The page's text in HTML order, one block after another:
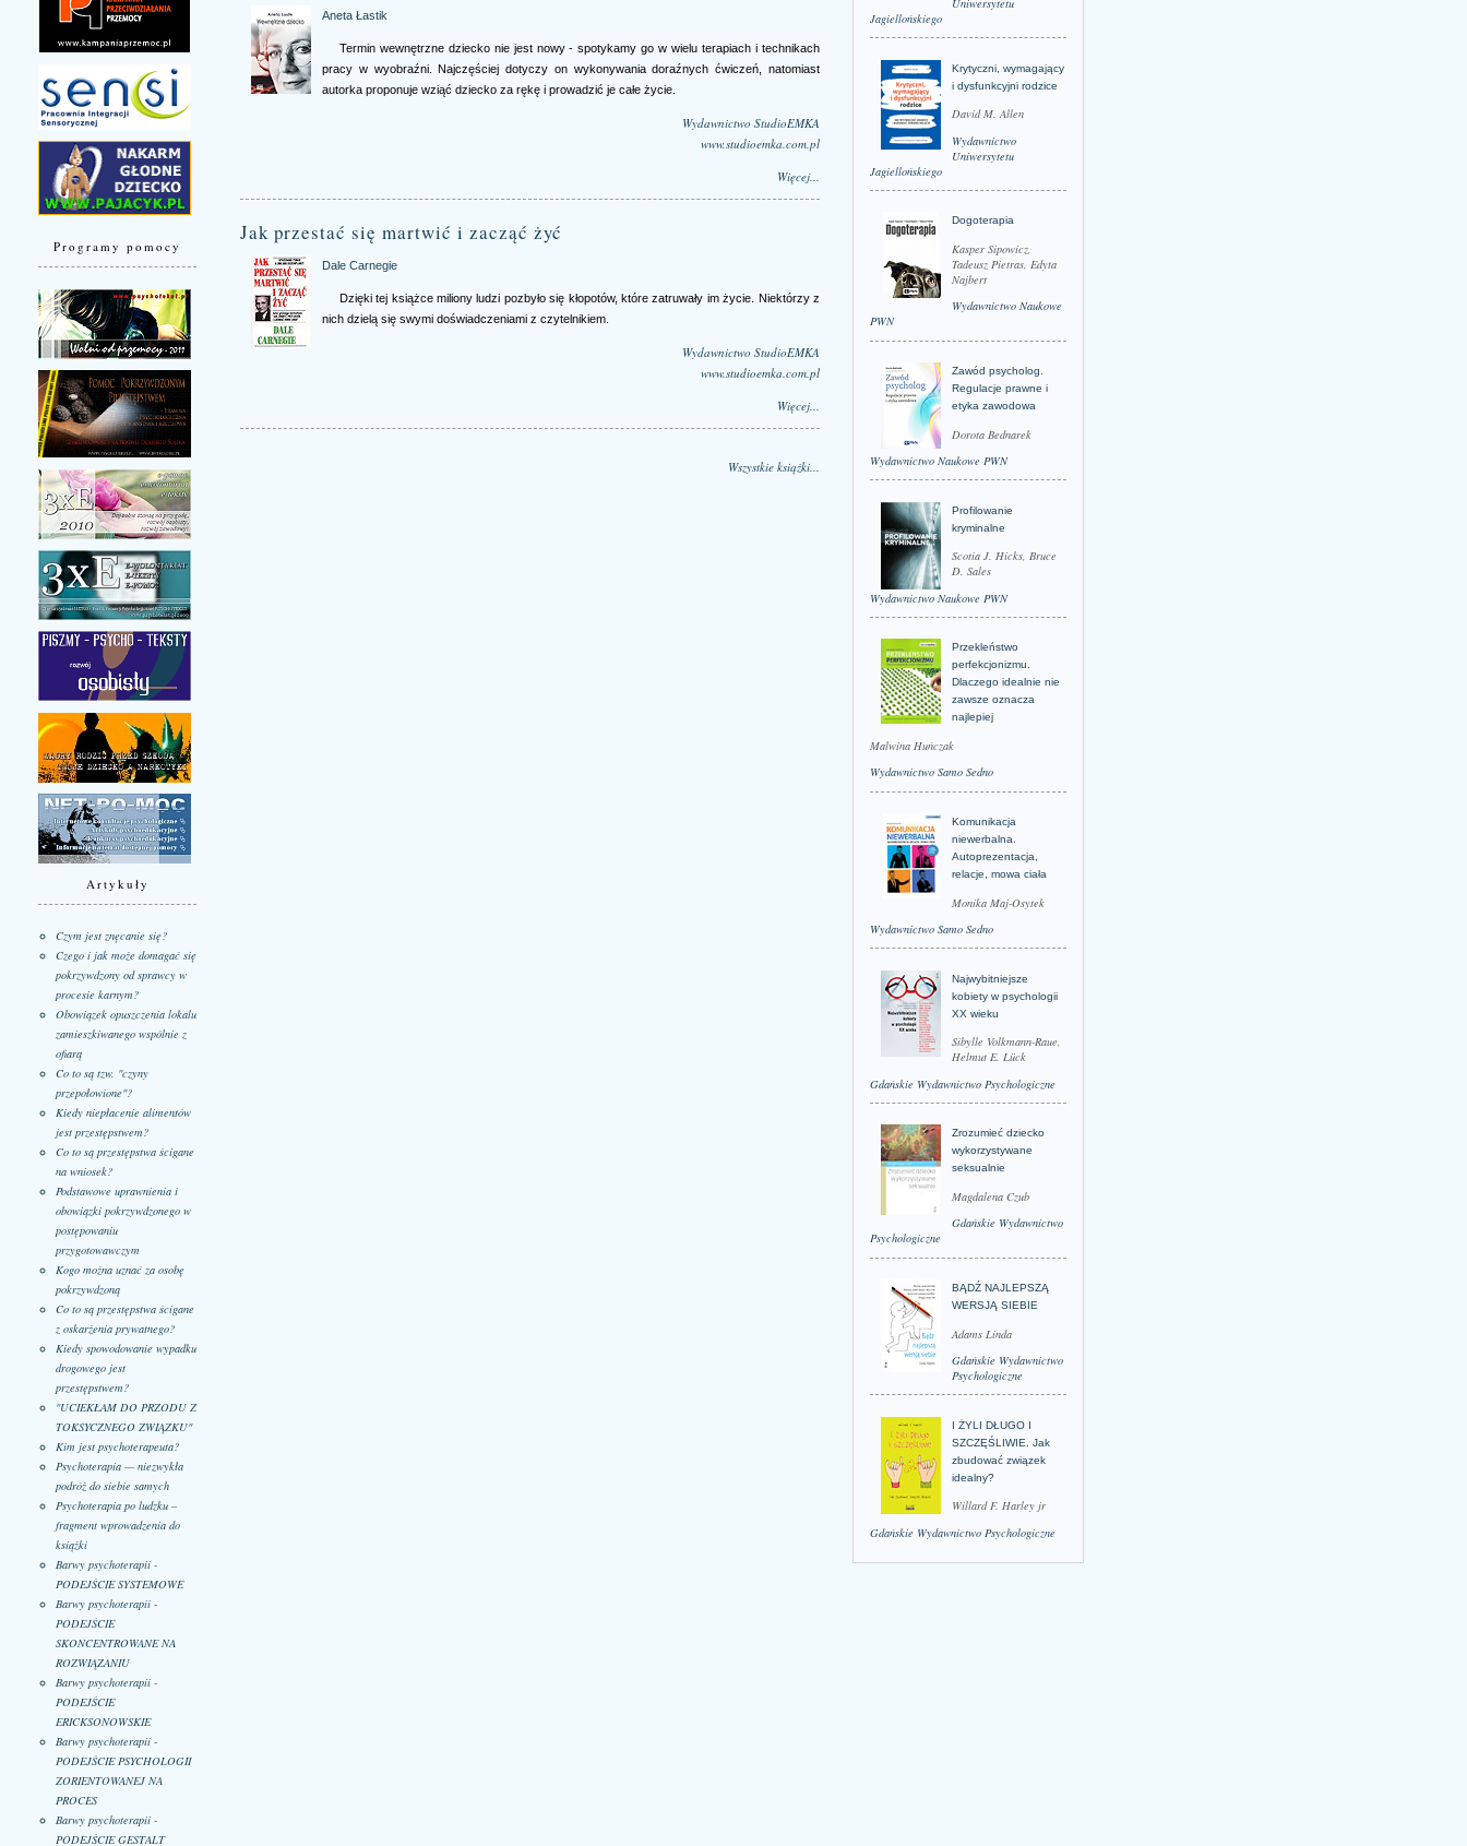
Programy pomocy
Artykuły
Czym jest znęcanie się?
Czego i jak może domagać się
pokrzywdzony od sprawcy w
procesie karnym?
Obowiązek opuszczenia lokalu
zamieszkiwanego wspólnie z
ofiarą
Co to są tzw. "czyny
przepołowione"?
Kiedy niepłacenie alimentów
jest przestępstwem?
Co to są przestępstwa ścigane
na wniosek?
Podstawowe uprawnienia i
obowiązki pokrzywdzonego w
postępowaniu
przygotowawczym
Kogo można uznać za osobę
pokrzywdzoną
Co to są przestępstwa ścigane
z oskarżenia prywatnego?
Kiedy spowodowanie wypadku
drogowego jest
przestępstwem?
"UCIEKŁAM DO PRZODU Z
TOKSYCZNEGO ZWIĄZKU"
Kim jest psychoterapeuta?
Psychoterapia — niezwykła
podróż do siebie samych
Psychoterapia po ludzku –
fragment wprowadzenia do
książki
Barwy psychoterapii -
PODEJŚCIE SYSTEMOWE
Barwy psychoterapii -
PODEJŚCIE
SKONCENTROWANE NA
ROZWIĄZANIU
Barwy psychoterapii -
PODEJŚCIE
ERICKSONOWSKIE
Barwy psychoterapii -
PODEJŚCIE PSYCHOLOGII
ZORIENTOWANEJ NA
PROCES
Barwy psychoterapii -
PODEJŚCIE GESTALT
Aneta Łastik
Termin wewnętrzne dziecko nie jest nowy - spotykamy go w wielu terapiach i technikach
pracy w wyobraźni. Najczęściej dotyczy on wykonywania doraźnych ćwiczeń, natomiast
autorka proponuje wziąć dziecko za rękę i prowadzić je całe życie.
Wydawnictwo StudioEMKA
www.studioemka.com.pl
Więcej...
Jak przestać się martwić i zacząć żyć
Dale Carnegie
Dzięki tej książce miliony ludzi pozbyło się kłopotów, które zatruwały im życie. Niektórzy z
nich dzielą się swymi doświadczeniami z czytelnikiem.
Wydawnictwo StudioEMKA
www.studioemka.com.pl
Więcej...
Wszystkie książki...
Uniwersytetu
Jagiellońskiego
Krytyczni, wymagający
i dysfunkcyjni rodzice
David M. Allen
Wydawnictwo
Uniwersytetu
Jagiellońskiego
Dogoterapia
Kasper Sipowicz,
Tadeusz Pietras, Edyta
Najbert
Wydawnictwo Naukowe
PWN
Zawód psycholog.
Regulacje prawne i
etyka zawodowa
Dorota Bednarek
Wydawnictwo Naukowe PWN
Profilowanie
kryminalne
Scotia J. Hicks, Bruce
D. Sales
Wydawnictwo Naukowe PWN
Przekleństwo
perfekcjonizmu.
Dlaczego idealnie nie
zawsze oznacza
najlepiej
Malwina Huńczak
Wydawnictwo Samo Sedno
Komunikacja
niewerbalna.
Autoprezentacja,
relacje, mowa ciała
Monika Maj-Osytek
Wydawnictwo Samo Sedno
Najwybitniejsze
kobiety w psychologii
XX wieku
Sibylle Volkmann-Raue,
Helmut E. Lück
Gdańskie Wydawnictwo Psychologiczne
Zrozumieć dziecko
wykorzystywane
seksualnie
Magdalena Czub
Gdańskie Wydawnictwo
Psychologiczne
BĄDŹ NAJLEPSZĄ
WERSJĄ SIEBIE
Adams Linda
Gdańskie Wydawnictwo
Psychologiczne
I ŻYLI DŁUGO I
SZCZĘŚLIWIE. Jak
zbudować związek
idealny?
Willard F. Harley jr
Gdańskie Wydawnictwo Psychologiczne